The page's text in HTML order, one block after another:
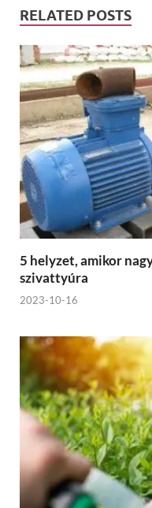
RELATED POSTS
5 helyzet, amikor
szivattyúra
2023-10-16